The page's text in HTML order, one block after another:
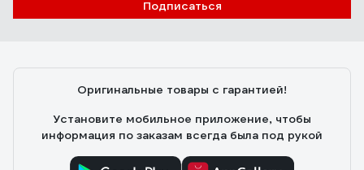
Подписаться
Оригинальные товары с гарантией!
Установите мобильное приложение, чтобы
информация по заказам всегда была под рукой